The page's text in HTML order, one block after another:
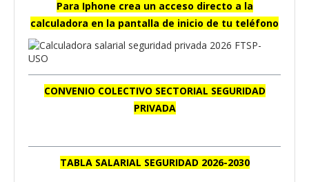
Para Iphone crea un acceso directo a la
calculadora en la pantalla de inicio de tu teléfono
CONVENIO COLECTIVO SECTORIAL SEGURIDAD
PRIVADA
TABLA SALARIAL SEGURIDAD 2026-2030